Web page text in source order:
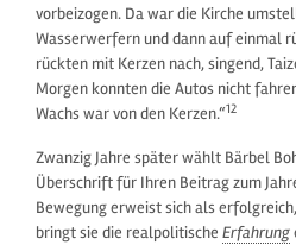
vorbeizogen. Da war die Kirche
Wasserwerfern und dann auf einmal
rückten mit Kerzen nach, singend,
Morgen konnten die Autos nicht
Wachs war von den Kerzen.“12
Zwanzig Jahre später wählt Bärbel
Überschrift für Ihren Beitrag zum
Bewegung erweist sich als
bringt sie die realpolitische Erfahrung